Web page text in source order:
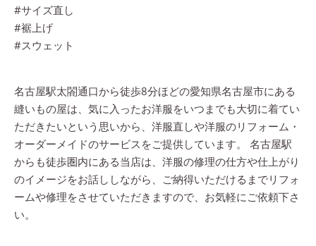
#サイズ直し
#裾上げ
#スウェット
名古屋駅太閤通口から徒歩8分ほどの愛知県名古屋市にある
縫いもの屋は、気に入ったお洋服をいつまでも大切に着てい
ただきたいという思いから、洋服直しや洋服のリフォーム・
オーダーメイドのサービスをご提供しています。 名古屋駅
からも徒歩圏内にある当店は、洋服の修理の仕方や仕上がり
のイメージをお話ししながら、ご納得いただけるまでリフォ
ームや修理をさせていただきますので、お気軽にご依頼下さ
い。